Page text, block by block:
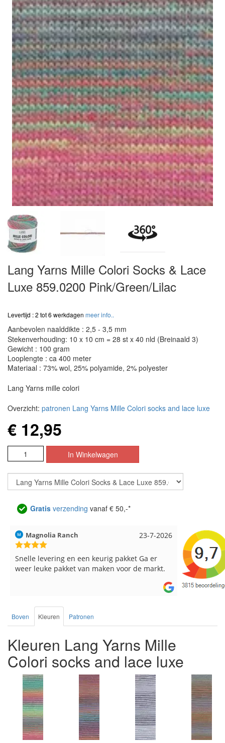
Lang Yarns Mille Colori Socks & Lace
Luxe 859.0200 Pink/Green/Lilac
Levertijd : 2 tot 6 werkdagen meer info..
Aanbevolen naalddikte : 2,5 - 3,5 mm
Stekenverhouding: 10 x 10 cm = 28 st x 40 nld (Breinaald 3)
Gewicht : 100 gram
Looplengte : ca 400 meter
Materiaal : 73% wol, 25% polyamide, 2% polyester
Lang Yarns mille colori
Overzicht: patronen Lang Yarns Mille Colori socks and lace luxe
€ 12,95
Gratis verzending vanaf € 50,-*
23-7-2026
Magnolia Ranch
Snelle levering en een keurig pakket Ga er
weer leuke pakket van maken voor de markt.
Hilde uit
Reeds
de service.
Boven Kleuren Patronen
Kleuren Lang Yarns Mille
Colori socks and lace luxe